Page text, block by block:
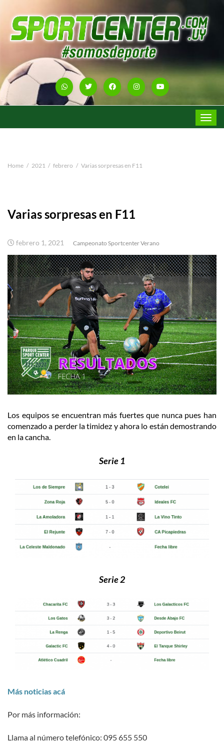
Toggle
Home 2021 febrero Varias sorpresas en F11
Varias sorpresas en F11
febrero 1, 2021 Campeonato Sportcenter Verano
Los equipos se encuentran más fuertes que nunca pues han
comenzado a perder la timidez y ahora lo están demostrando
en la cancha.
Serie 1
Serie 2
Más noticias acá
Por más información:
Llama al número telefónico: 095 655 550